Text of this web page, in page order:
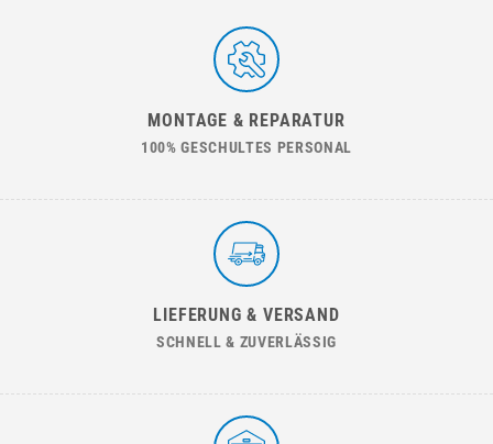
MONTAGE & REPARATUR
100% GESCHULTES PERSONAL
LIEFERUNG & VERSAND
SCHNELL & ZUVERLÄSSIG